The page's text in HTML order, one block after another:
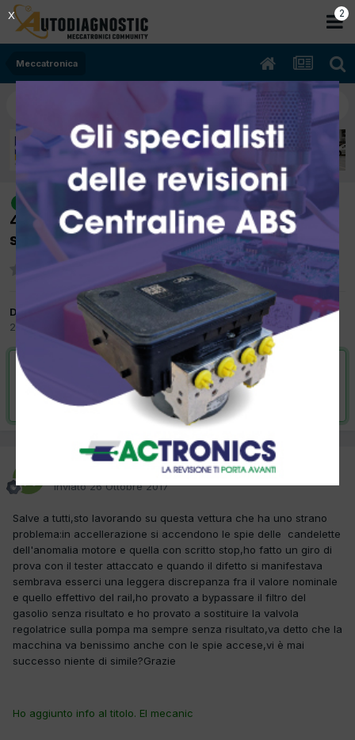
Meccatronica
risolto
[Suzuki Jimny 02/2005 1461cc K9K
48Kw Diesel] In accelerazione si accende
spia motore: P0089
Da Roberto Pucci
26 Ottobre 2017
inMeccatronica
VAI ALLA SOLUZIONE
Risolta da Roberto Pucci, 3 Novembre 2017
Roberto Pucci
Inviato26 Ottobre 2017
Salve a tutti,sto lavorando su questa vettura che ha uno strano
problema:in accellerazione si accendono le spie delle candelette
dell'anomalia motore e quella con scritto stop,ho fatto un giro di
prova con il tester attaccato e quando il difetto si manifestava
sembrava esserci una leggera discrepanza fra il valore nominale
e quello effettivo del rail,ho provato a bypassare il filtro del
gasolio senza risultato e ho provato a sostituire la valvola
regolatrice sulla pompa ma sempre senza risultato,va detto che la
macchina va benissimo anche con le spie accese,vi è mai
successo niente di simile?Grazie
Ho aggiunto info al titolo. El mecanic
2
X